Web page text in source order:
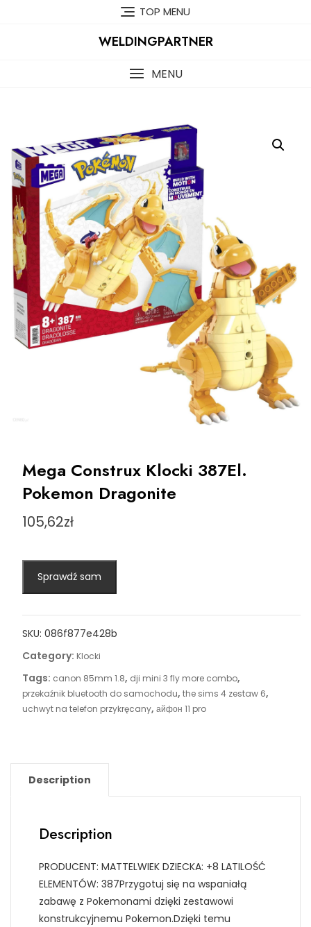
TOP MENU
WELDINGPARTNER
MENU
Mega Construx Klocki 387El.
Pokemon Dragonite
105,62zł
Sprawdź sam
SKU: 086f877e428b
Category: Klocki
Tags: canon 85mm 1.8, dji mini 3 fly more combo,
przekaźnik bluetooth do samochodu, the sims 4 zestaw 6,
uchwyt na telefon przykręcany, айфон 11 pro
Description
Description
PRODUCENT: MATTELWIEK DZIECKA: +8 LATILOŚĆ
ELEMENTÓW: 387Przygotuj się na wspaniałą
zabawę z Pokemonami dzięki zestawowi
konstrukcyjnemu Pokemon.Dzięki temu